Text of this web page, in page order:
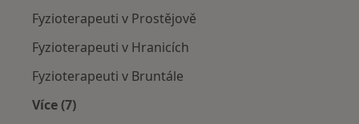
Fyzioterapeuti v Prostějově
Fyzioterapeuti v Hranicích
Fyzioterapeuti v Bruntále
Více (7)